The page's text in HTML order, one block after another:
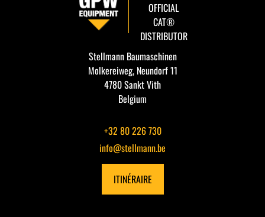
CISEAUX À BÉTON
PANIER DE TRAVAIL
OFFICIAL
CAT®
DISTRIBUTOR
Stellmann Baumaschinen
Molkereiweg, Neundorf 11
4780 Sankt Vith
Belgium
+32 80 226 730
info@stellmann.be
ITINÉRAIRE